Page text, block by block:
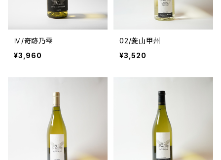
Ⅳ/奇跡乃雫
¥3,960
02/菱山甲州
¥3,520